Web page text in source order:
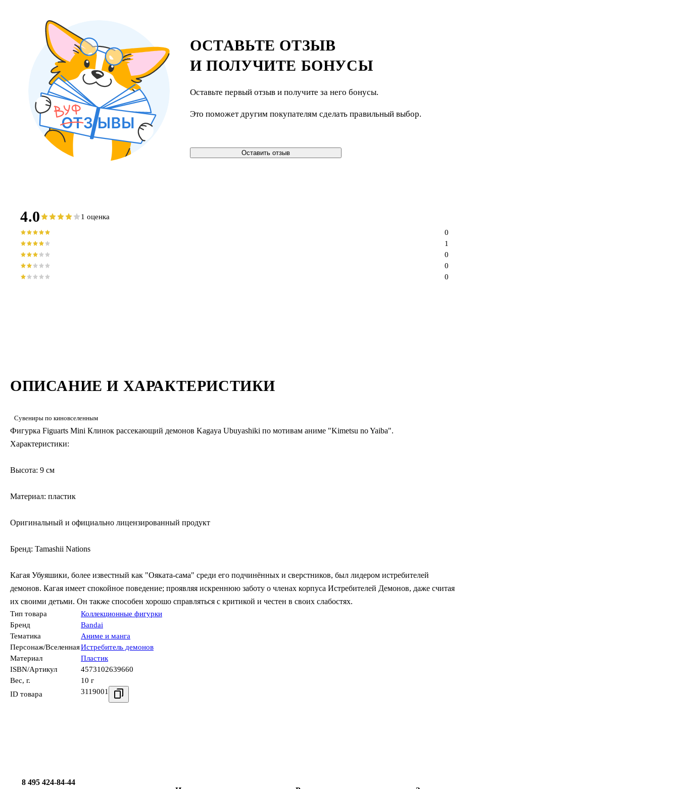
ОПИСАНИЕ И ХАРАКТЕРИСТИКИ
Сувениры по киновселенным
Фигурка Figuarts Mini Клинок рассекающий демонов Kagaya Ubuyashiki по мотивам аниме "Kimetsu no Yaiba".
Характеристики:
Высота: 9 см
Материал: пластик
Оригинальный и официально лицензированный продукт
Бренд: Tamashii Nations
Кагая Убуяшики, более известный как "Ояката-сама" среди его подчинённых и сверстников, был лидером истребителей
демонов. Кагая имеет спокойное поведение; проявляя искреннюю заботу о членах корпуса Истребителей Демонов, даже считая
их своими детьми. Он также способен хорошо справляться с критикой и честен в своих слабостях.
Тип товара
Коллекционные фигурки
Бренд
Bandai
Тематика
Аниме и манга
Персонаж/ВселеннаяИстребитель демонов
Материал
Пластик
ISBN/Артикул
4573102639660
Вес, г.
10 г
ID товара
3119001
ОСТАВЬТЕ ОТЗЫВ
И ПОЛУЧИТЕ БОНУСЫ
Оставьте первый отзыв и получите за него бонусы.
Это поможет другим покупателям сделать правильный выбор.
Оставить отзыв
4.0 1 оценка
0
0
0
1
0
8 495 424-84-44